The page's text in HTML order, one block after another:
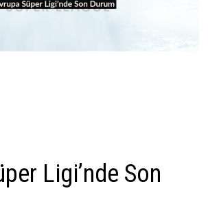
Ligi’nde Son